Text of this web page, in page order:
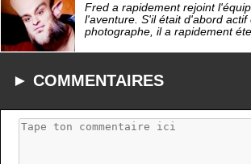
Fred a rapidement rejoint
l'aventure. S'il était d'abord actif
photographe, il a rapidement
► COMMENTAIRES